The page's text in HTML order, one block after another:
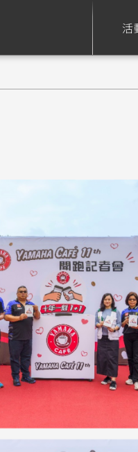
活
PW50
50